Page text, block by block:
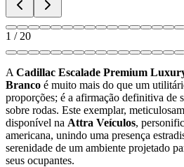
1 / 20
A Cadillac Escalade Premium
Branco é muito mais do que um
proporções; é a afirmação definitiva de
sobre rodas. Este exemplar,
disponível na Attra Veículos,
americana, unindo uma presença
serenidade de um ambiente projetado
seus ocupantes.